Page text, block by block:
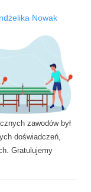
Nowak
zawodów był
doświadczeń,
Gratulujemy